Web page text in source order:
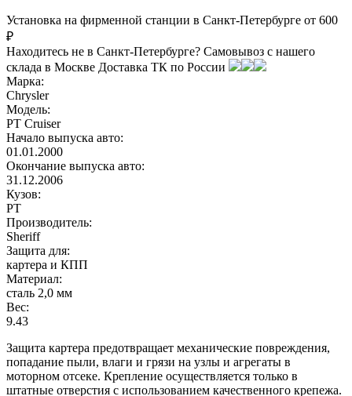
Установка на фирменной станции в Санкт-Петербурге от 600
₽
Находитесь не в Санкт-Петербурге? Самовывоз с нашего
склада в Москве Доставка ТК по России
Марка:
Chrysler
Модель:
PT Cruiser
Начало выпуска авто:
01.01.2000
Окончание выпуска авто:
31.12.2006
Кузов:
PT
Производитель:
Sheriff
Защита для:
картера и КПП
Материал:
сталь 2,0 мм
Вес:
9.43
Защита картера предотвращает механические повреждения,
попадание пыли, влаги и грязи на узлы и агрегаты в
моторном отсеке. Крепление осуществляется только в
штатные отверстия с использованием качественного крепежа.